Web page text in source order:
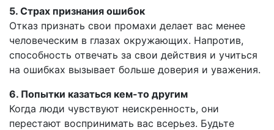
5. Страх признания ошибок
Отказ признать свои промахи делает вас менее
человеческим в глазах окружающих. Напротив,
способность отвечать за свои действия и учиться
на ошибках вызывает больше доверия и уважения.
6. Попытки казаться кем-то другим
Когда люди чувствуют неискренность, они
перестают воспринимать вас всерьез. Будьте